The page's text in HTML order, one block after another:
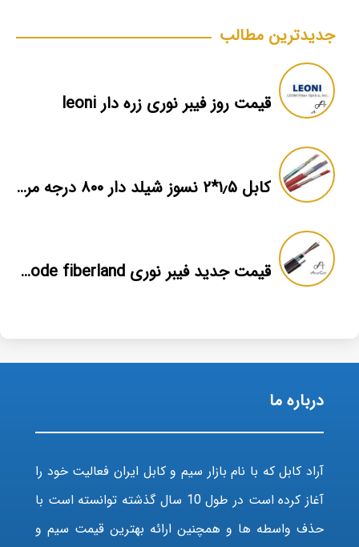
جدیدترین مطالب
قیمت روز فیبر نوری زره دار leoni
کابل ۱٫۵*۲ نسوز شیلد دار ۸۰۰ درجه مرکز پخش
قیمت جدید فیبر نوری multi mode fiberland
درباره ما
آراد کابل که با نام بازار سیم و کابل ایران فعالیت خود را
آغاز کرده است در طول 10 سال گذشته توانسته است با
حذف واسطه ها و همچنین ارائه بهترین قیمت سیم و